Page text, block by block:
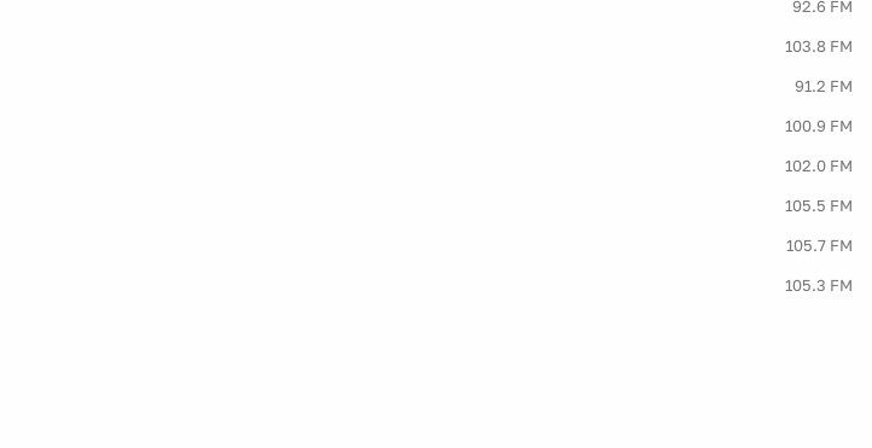
92.6 FM
103.8 FM
91.2 FM
100.9 FM
102.0 FM
105.5 FM
105.7 FM
105.3 FM